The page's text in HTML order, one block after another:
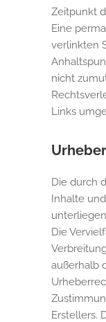
Zeitpunkt
Eine
verlinkten
nicht
Links
Die durch
Inhalte
Die
außerhalb
Erstellers.